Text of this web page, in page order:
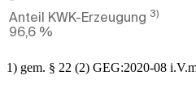
Anteil KWK-Erzeugung 3)
96,6 %
1) gem. § 22 (2) GEG:2020-08